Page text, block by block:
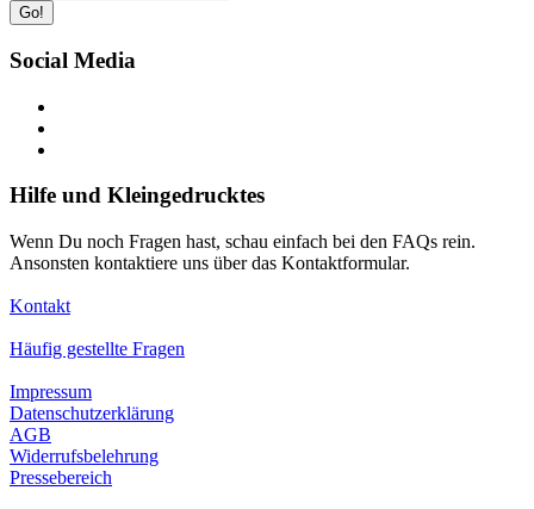
Go!
Social Media
Hilfe und Kleingedrucktes
Wenn Du noch Fragen hast, schau einfach bei den FAQs rein.
Ansonsten kontaktiere uns über das Kontaktformular.
Kontakt
Häufig gestellte Fragen
Impressum
Datenschutzerklärung
AGB
Widerrufsbelehrung
Pressebereich